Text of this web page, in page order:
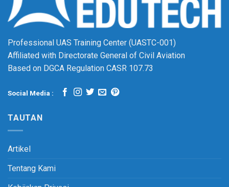
Professional UAS Training Center (UASTC-001)
Affiliated with Directorate General of Civil Aviation
Based on DGCA Regulation CASR 107.73
Social Media :
TAUTAN
Artikel
Tentang Kami